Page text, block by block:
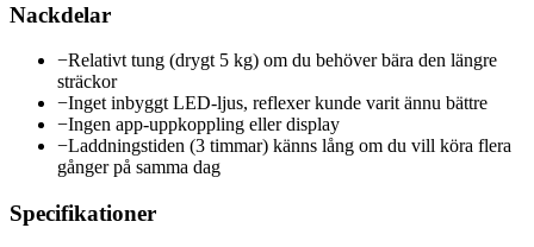
Nackdelar
−Relativt tung (drygt 5 kg) om du behöver bära den längre
sträckor
−Inget inbyggt LED-ljus, reflexer kunde varit ännu bättre
−Ingen app-uppkoppling eller display
−Laddningstiden (3 timmar) känns lång om du vill köra flera
gånger på samma dag
Specifikationer